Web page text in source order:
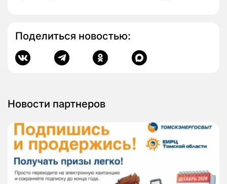
Поделиться новостью:
Новости партнеров